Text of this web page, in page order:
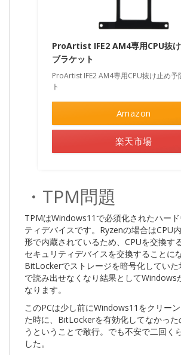
ProArtist IFE2 AM4専用CPU抜
ブラケット
ProArtist IFE2 AM4専用CPU抜け止め予
ト
Amazon
楽天市場
・TPM問題
TPMはWindows11で必須化されたハー
ティデバイスです。Ryzenの場合はCPU
形で内蔵されているため、CPUを交換す
セキュリティデバイスを交換することに
BitLockerでストレージを暗号化していた
で読み出せなくなり結果としてWindows
なります。
このPCは少し前にWindows11をクリー
た時に、BitLockerを有効化してなかった
うということで敢行。でも不安で二回く
した。